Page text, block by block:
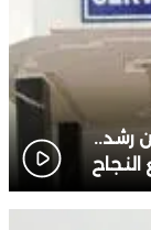
رشد..